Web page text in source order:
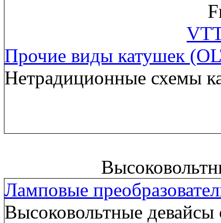
Прочие виды катушек
Нетрадиционные схемы
Ламповые
Высоковольтные девайсы